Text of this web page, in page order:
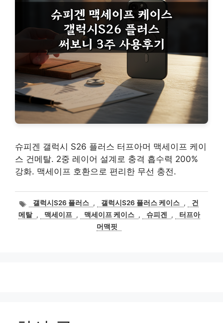
슈피겐 갤럭시 S26 플러스 터프아머 맥세이프 케이
스 건메탈. 2중 레이어 설계로 충격 흡수력 200%
강화. 맥세이프 호환으로 편리한 무선 충전.
태
그
갤럭시S26 플러스 , 갤럭시S26 플러스 케이스 ,
건
메탈 , 맥세이프 , 맥세이프 케이스 , 슈피겐 ,
터프아
머맥핏